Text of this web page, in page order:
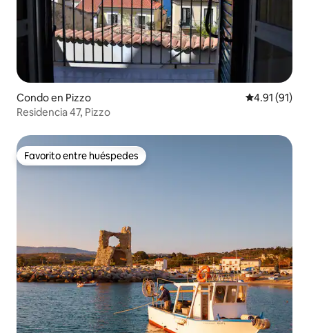
Condo en Pizzo Calificación
4.91 (91)
Residencia 47, Pizzo
Favorito entre huéspedes
Favorito entre huéspedes